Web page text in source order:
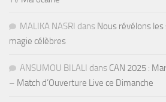
MALIKA NASRI dans Nous révélons
magie célèbres
ANSUMOU BILALI dans CAN 2025 :
– Match d’Ouverture Live ce Dimanche